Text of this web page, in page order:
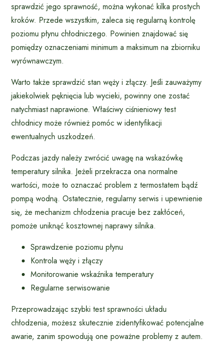
sprawdzić jego sprawność, można wykonać kilka prostych
kroków. Przede wszystkim, zaleca się regularną kontrolę
poziomu płynu chłodniczego. Powinien znajdować się
pomiędzy oznaczeniami minimum a maksimum na zbiorniku
wyrównawczym.
Warto także sprawdzić stan węży i złączy. Jeśli zauważymy
jakiekolwiek pęknięcia lub wycieki, powinny one zostać
natychmiast naprawione. Właściwy ciśnieniowy test
chłodnicy może również pomóc w identyfikacji
ewentualnych uszkodzeń.
Podczas jazdy należy zwrócić uwagę na wskazówkę
temperatury silnika. Jeżeli przekracza ona normalne
wartości, może to oznaczać problem z termostatem bądź
pompą wodną. Ostatecznie, regularny serwis i upewnienie
się, że mechanizm chłodzenia pracuje bez zakłóceń,
pomoże uniknąć kosztownej naprawy silnika.
Sprawdzenie poziomu płynu
Kontrola węży i złączy
Monitorowanie wskaźnika temperatury
Regularne serwisowanie
Przeprowadzając szybki test sprawności układu
chłodzenia, możesz skutecznie zidentyfikować potencjalne
awarie, zanim spowodują one poważne problemy z autem.